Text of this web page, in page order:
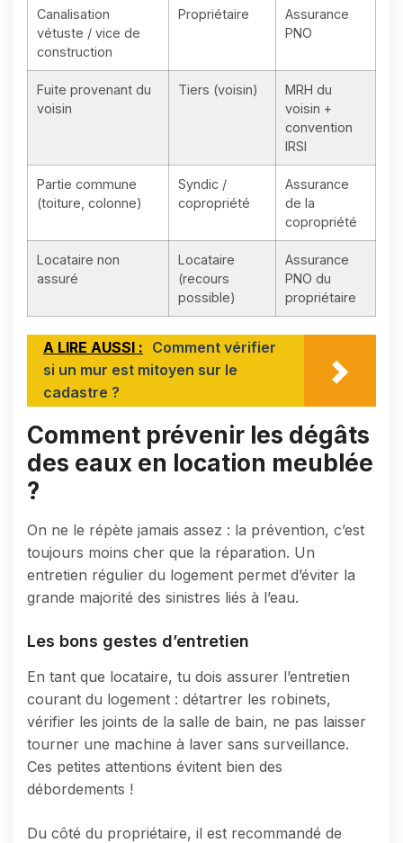
Canalisation
vétuste / vice de
construction
Propriétaire
Assurance
PNO
Fuite provenant du
voisin
Tiers (voisin)
MRH du
voisin +
convention
IRSI
Partie commune
(toiture, colonne)
Syndic /
copropriété
Assurance
de la
copropriété
Locataire non
assuré
Locataire
(recours
possible)
Assurance
PNO du
propriétaire
A LIRE AUSSI : Comment vérifier
si un mur est mitoyen sur le
cadastre ?
Comment prévenir les dégâts
des eaux en location meublée
?
On ne le répète jamais assez : la prévention, c’est
toujours moins cher que la réparation. Un
entretien régulier du logement permet d’éviter la
grande majorité des sinistres liés à l’eau.
Les bons gestes d’entretien
En tant que locataire, tu dois assurer l’entretien
courant du logement : détartrer les robinets,
vérifier les joints de la salle de bain, ne pas laisser
tourner une machine à laver sans surveillance.
Ces petites attentions évitent bien des
débordements !
Du côté du propriétaire, il est recommandé de